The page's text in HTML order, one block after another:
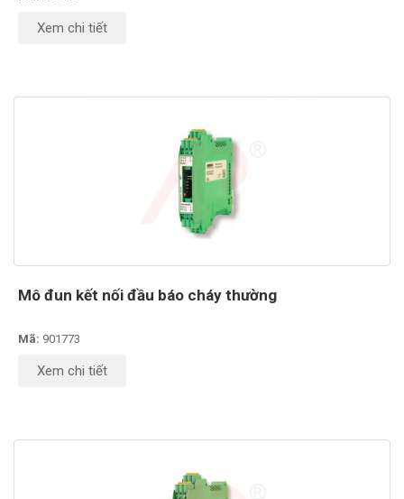
Xem chi tiết
Mô đun kết nối đầu báo cháy thường
Mã: 901773
Xem chi tiết